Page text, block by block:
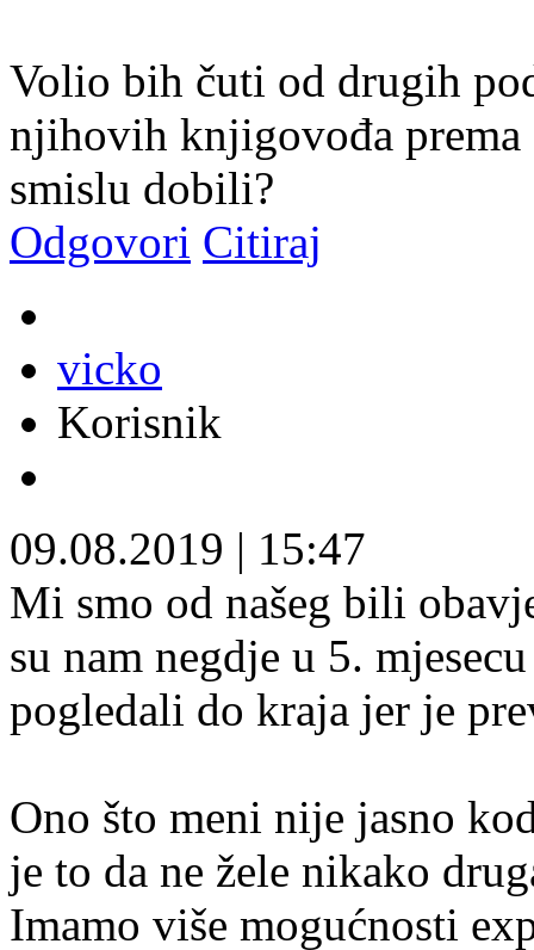
Volio bih čuti od drugih
njihovih knjigovođa
smislu dobili?
Odgovori Citiraj
vicko
Korisnik
09.08.2019 | 15:47
Mi smo od našeg bili
su nam negdje u 5.
pogledali do kraja jer je
Ono što meni nije jasno
je to da ne žele nikako
Imamo više mogućnosti